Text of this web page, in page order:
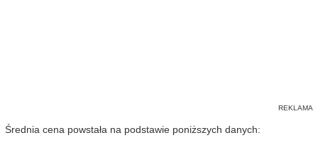
Średnia cena powstała na podstawie poniższych danych: